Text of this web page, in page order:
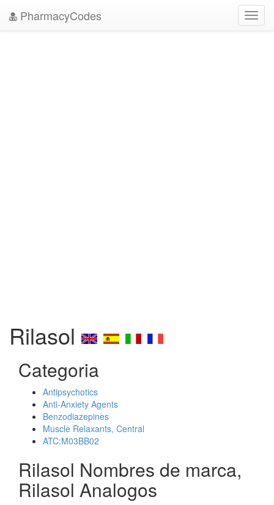
PharmacyCodes
Rilasol
Categoria
Antipsychotics
Anti-Anxiety Agents
Benzodiazepines
Muscle Relaxants, Central
ATC:M03BB02
Rilasol Nombres de marca,
Rilasol Analogos